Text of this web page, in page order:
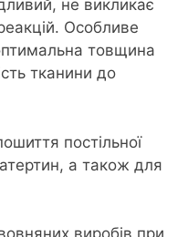
не викликає
Особливе
товщина
тканини до
постільної
а також для
виробів при